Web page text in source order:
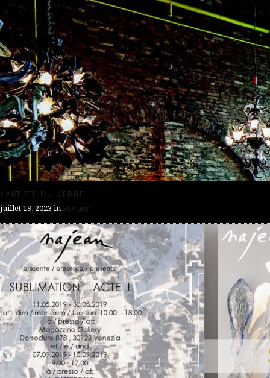
L’artiste du verre
juillet 19, 2023 in Revues